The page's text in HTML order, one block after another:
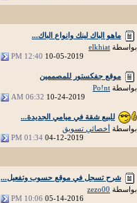
ماهو الباك لينك وانواع الباك...
بواسطة elkhiat
10-05-2019
12:40 PM
موقع جفكستور للمصممين
بواسطة Po!nt
10-24-2019
06:32 AM
للبيع شقة في ميامي الجديدة...
بواسطة أخصائي تسويق
04-12-2019
01:34 PM
شرح تسجل في موقع حسوب وتفعيل...
بواسطة zezo00
05-14-2016
10:06 PM